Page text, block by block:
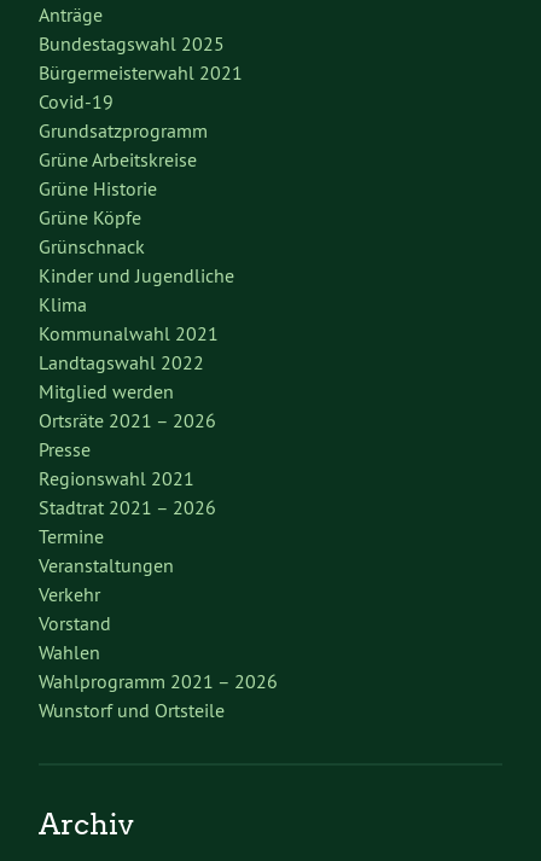
Anträge
Bundestagswahl 2025
Bürgermeisterwahl 2021
Covid-19
Grundsatzprogramm
Grüne Arbeitskreise
Grüne Historie
Grüne Köpfe
Grünschnack
Kinder und Jugendliche
Klima
Kommunalwahl 2021
Landtagswahl 2022
Mitglied werden
Ortsräte 2021 – 2026
Presse
Regionswahl 2021
Stadtrat 2021 – 2026
Termine
Veranstaltungen
Verkehr
Vorstand
Wahlen
Wahlprogramm 2021 – 2026
Wunstorf und Ortsteile
Archiv